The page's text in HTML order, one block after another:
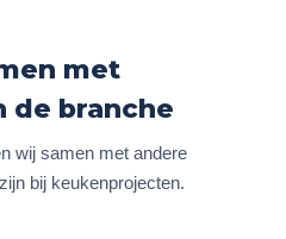
met
de branche
wij samen met andere
bij keukenprojecten.